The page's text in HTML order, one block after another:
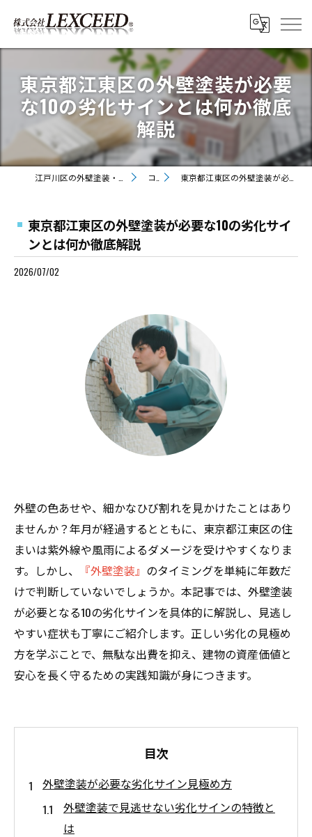
東京都江東区の外壁塗装が必要
な10の劣化サインとは何か徹底
解説
コラム 東京都江東区の外壁塗装が必要な10の劣化サインとは何か徹底解説
東京都江東区の外壁塗装が必要な10の劣化サイ
ンとは何か徹底解説
2026/07/02
外壁の色あせや、細かなひび割れを見かけたことはあり
ませんか？年月が経過するとともに、東京都江東区の住
まいは紫外線や風雨によるダメージを受けやすくなりま
す。しかし、
『外壁塗装』 のタイミングを単純に年数だ
けで判断していないでしょうか。本記事では、外壁塗装
が必要となる10の劣化サインを具体的に解説し、見逃し
やすい症状も丁寧にご紹介します。正しい劣化の見極め
方を学ぶことで、無駄な出費を抑え、建物の資産価値と
安心を長く守るための実践知識が身につきます。
目次
外壁塗装が必要な劣化サイン見極め方
外壁塗装で見逃せない劣化サインの特徴と
は